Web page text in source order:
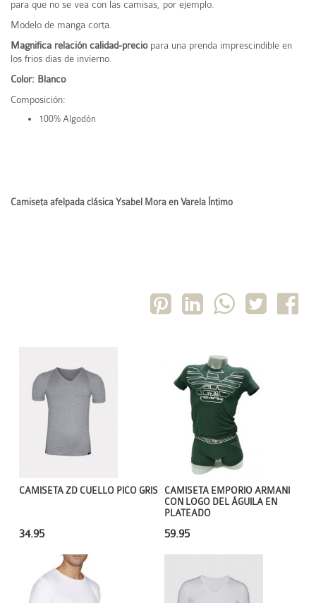
para que no se vea con las camisas, por ejemplo.
Modelo de manga corta.
Magnifica relación calidad-preciopara una prenda imprescindible en
los frios dias de invierno.
Color: Blanco
Composición:
100% Algodón
Camiseta afelpada clásica Ysabel Mora en Varela Íntimo
CAMISETA EMPORIO ARMANI
CON LOGO DEL ÁGUILA EN
PLATEADO
59.95
CAMISETA ZD CUELLO PICO GRIS
34.95